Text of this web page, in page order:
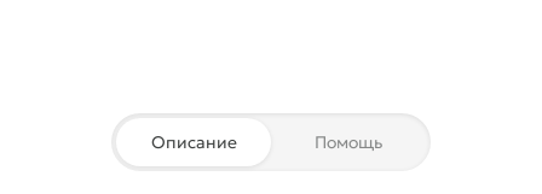
Описание Помощь